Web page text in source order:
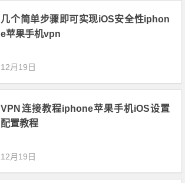
几个简单步骤即可实现iOS安全性iphon
e苹果手机vpn
12月19日
VPN连接教程iphone苹果手机iOS设置
配置教程
12月19日